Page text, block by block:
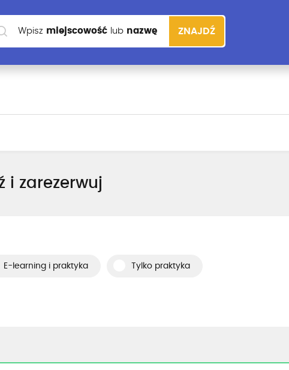
Wpisz miejscowość lub nazwę
szkoły
ZNAJDŹ
i zarezerwuj
E-learning i praktyka Tylko praktyka